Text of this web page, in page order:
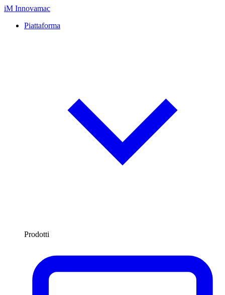
iM Innovamac
Piattaforma
Prodotti